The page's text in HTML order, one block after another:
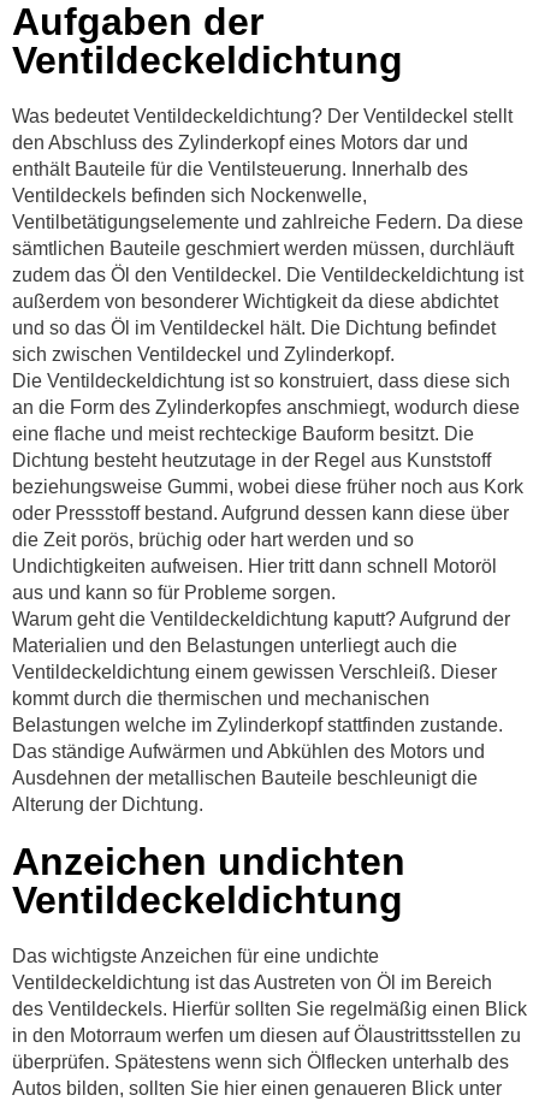
Aufgaben der
Ventildeckeldichtung
Was bedeutet Ventildeckeldichtung? Der Ventildeckel stellt
den Abschluss des Zylinderkopf eines Motors dar und
enthält Bauteile für die Ventilsteuerung. Innerhalb des
Ventildeckels befinden sich Nockenwelle,
Ventilbetätigungselemente und zahlreiche Federn. Da diese
sämtlichen Bauteile geschmiert werden müssen, durchläuft
zudem das Öl den Ventildeckel. Die Ventildeckeldichtung ist
außerdem von besonderer Wichtigkeit da diese abdichtet
und so das Öl im Ventildeckel hält. Die Dichtung befindet
sich zwischen Ventildeckel und Zylinderkopf.
Die Ventildeckeldichtung ist so konstruiert, dass diese sich
an die Form des Zylinderkopfes anschmiegt, wodurch diese
eine flache und meist rechteckige Bauform besitzt. Die
Dichtung besteht heutzutage in der Regel aus Kunststoff
beziehungsweise Gummi, wobei diese früher noch aus Kork
oder Pressstoff bestand. Aufgrund dessen kann diese über
die Zeit porös, brüchig oder hart werden und so
Undichtigkeiten aufweisen. Hier tritt dann schnell Motoröl
aus und kann so für Probleme sorgen.
Warum geht die Ventildeckeldichtung kaputt? Aufgrund der
Materialien und den Belastungen unterliegt auch die
Ventildeckeldichtung einem gewissen Verschleiß. Dieser
kommt durch die thermischen und mechanischen
Belastungen welche im Zylinderkopf stattfinden zustande.
Das ständige Aufwärmen und Abkühlen des Motors und
Ausdehnen der metallischen Bauteile beschleunigt die
Alterung der Dichtung.
Anzeichen undichten
Ventildeckeldichtung
Das wichtigste Anzeichen für eine undichte
Ventildeckeldichtung ist das Austreten von Öl im Bereich
des Ventildeckels. Hierfür sollten Sie regelmäßig einen Blick
in den Motorraum werfen um diesen auf Ölaustrittsstellen zu
überprüfen. Spätestens wenn sich Ölflecken unterhalb des
Autos bilden, sollten Sie hier einen genaueren Blick unter